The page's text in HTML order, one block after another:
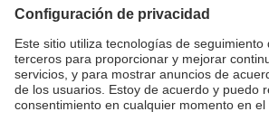
Web links